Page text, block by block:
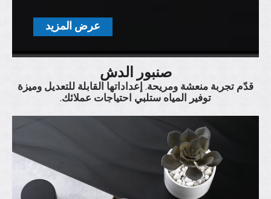
عرض المزيد
صنبور الدش
قدّم تجربة منعشة ومريحة. إعداداتها القابلة للتعديل وميزة
توفير المياه ستلبي احتياجات عملائك.